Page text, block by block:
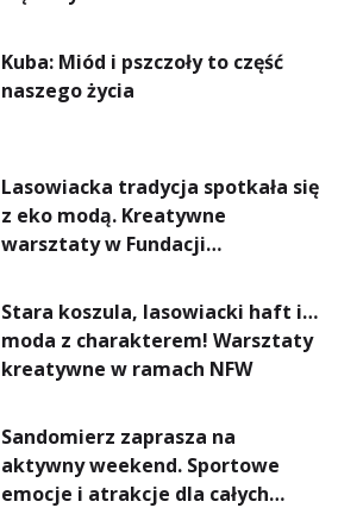
Kuba: Miód i pszczoły to część
naszego życia
Lasowiacka tradycja spotkała się
z eko modą. Kreatywne
warsztaty w Fundacji
Stara koszula, lasowiacki haft i…
moda z charakterem! Warsztaty
kreatywne w ramach NFW
Sandomierz zaprasza na
aktywny weekend. Sportowe
emocje i atrakcje dla całych